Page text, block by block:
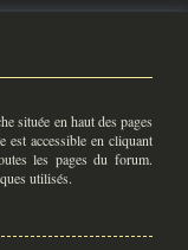
située en haut des pages
est accessible en cliquant
les pages du forum.
utilisés.